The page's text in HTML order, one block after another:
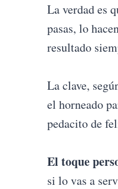
La verdad es
pasas, lo
resultado
La clave,
el horneado
pedacito de
El toque
si lo vas a